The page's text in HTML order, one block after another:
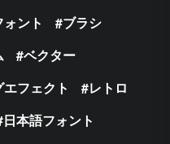
ント
ブラシ
ベクター
フェクト
レトロ
日本語フォント